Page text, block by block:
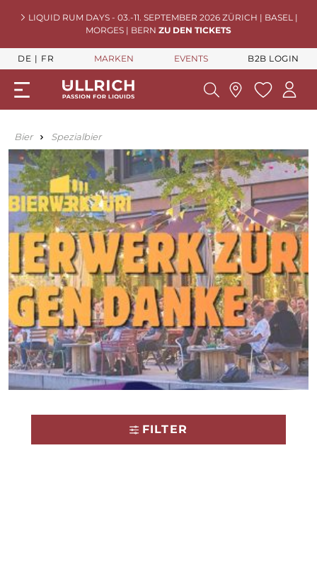
LIQUID RUM DAYS - 03.-11. SEPTEMBER 2026 ZÜRICH | BASEL |
MORGES | BERN ZU DEN TICKETS
DE FR MARKEN EVENTS B2B LOGIN
Bier Spezialbier
FILTER